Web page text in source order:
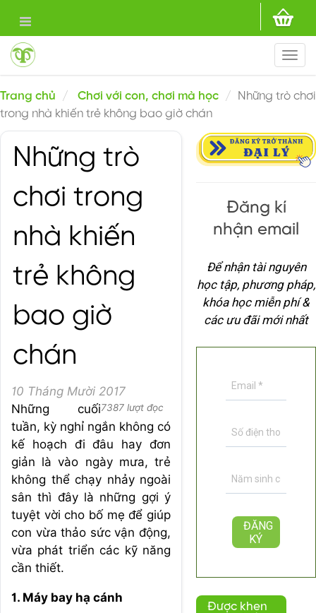
Trang chủ Chơi với con, chơi mà học
Những trò chơi
trong nhà khiến trẻ không bao giờ chán
Những trò
chơi trong
nhà khiến
trẻ không
bao giờ
chán
10 Tháng Mười 2017
7387 lượt đọc
Những cuối
tuần, kỳ nghỉ ngắn không có
kế hoạch đi đâu hay đơn
giản là vào ngày mưa, trẻ
không thể chạy nhảy ngoài
sân thì đây là những gợi ý
tuyệt vời cho bố mẹ để giúp
con vừa thảo sức vận động,
vừa phát triển các kỹ năng
cần thiết.
1. Máy bay hạ cánh
Đăng kí
nhận email
Để nhận tài nguyên
học tập, phương pháp,
khóa học miễn phí &
các ưu đãi mới nhất
Được khen